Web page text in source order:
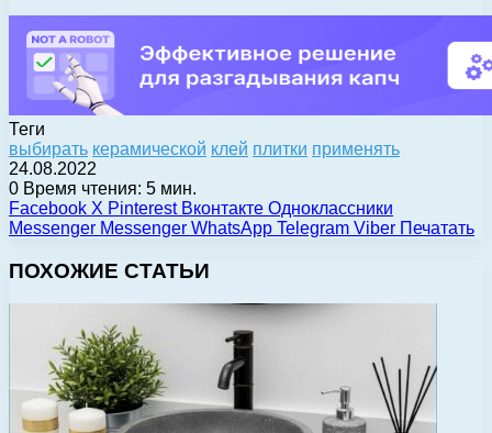
Теги
выбирать керамической клей плитки применять
24.08.2022
0 Время чтения: 5 мин.
Facebook X Pinterest Вконтакте Одноклассники
Messenger Messenger WhatsApp Telegram Viber Печатать
ПОХОЖИЕ СТАТЬИ